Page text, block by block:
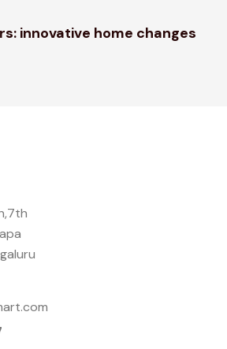
innovative home changes